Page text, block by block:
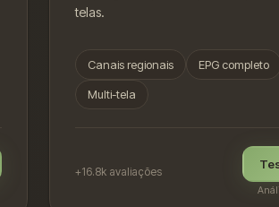
telas.
Canais regionais EPG completo
Multi-tela
+16.8k avaliações